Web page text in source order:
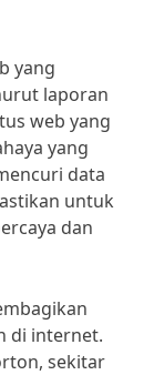
yang
laporan
web yang
yang
data
untuk
dan
di internet.
sekitar